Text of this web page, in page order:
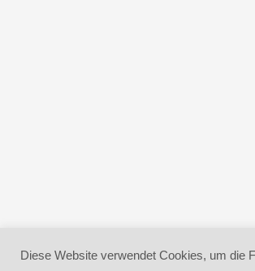
Diese Website verwendet Cookies, um die